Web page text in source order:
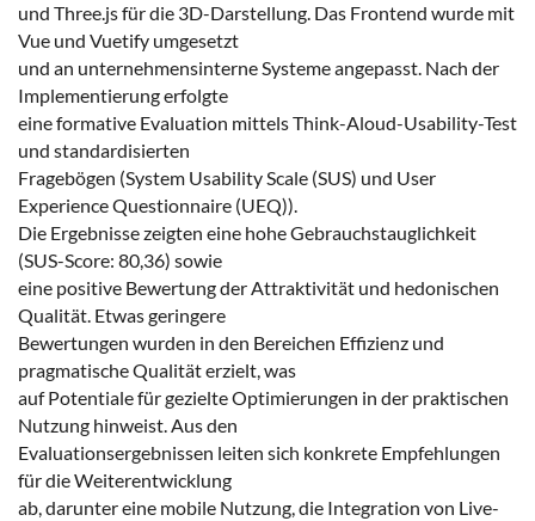
und Three.js für die 3D-Darstellung. Das Frontend wurde mit
Vue und Vuetify umgesetzt
und an unternehmensinterne Systeme angepasst. Nach der
Implementierung erfolgte
eine formative Evaluation mittels Think-Aloud-Usability-Test
und standardisierten
Fragebögen (System Usability Scale (SUS) und User
Experience Questionnaire (UEQ)).
Die Ergebnisse zeigten eine hohe Gebrauchstauglichkeit
(SUS-Score: 80,36) sowie
eine positive Bewertung der Attraktivität und hedonischen
Qualität. Etwas geringere
Bewertungen wurden in den Bereichen Effizienz und
pragmatische Qualität erzielt, was
auf Potentiale für gezielte Optimierungen in der praktischen
Nutzung hinweist. Aus den
Evaluationsergebnissen leiten sich konkrete Empfehlungen
für die Weiterentwicklung
ab, darunter eine mobile Nutzung, die Integration von Live-